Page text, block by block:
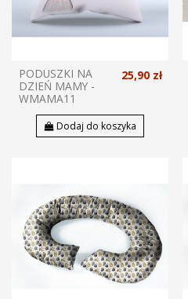
PODUSZKI NA
DZIEŃ MAMY -
WMAMA11
25,90 zł
Dodaj do koszyka